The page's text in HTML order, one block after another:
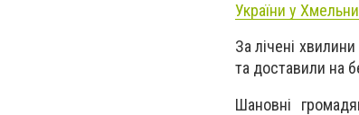
України у
За лічені
та доставили на
Шановні